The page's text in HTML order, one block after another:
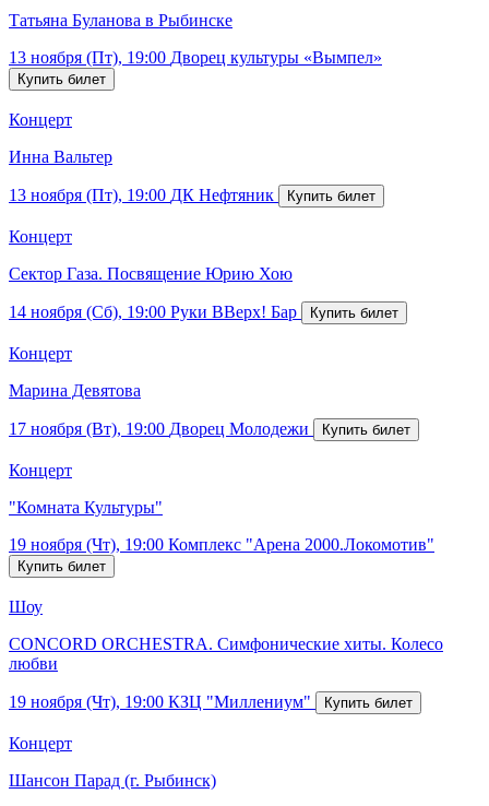
Татьяна Буланова в Рыбинске
13 ноября (Пт), 19:00 Дворец культуры «Вымпел»
Концерт
Инна Вальтер
13 ноября (Пт), 19:00 ДК Нефтяник
Концерт
Сектор Газа. Посвящение Юрию Хою
14 ноября (Сб), 19:00 Руки ВВерх! Бар
Концерт
Марина Девятова
17 ноября (Вт), 19:00 Дворец Молодежи
Концерт
"Комната Культуры"
19 ноября (Чт), 19:00 Комплекс "Арена 2000.Локомотив"
Шоу
CONCORD ORCHESTRA. Симфонические хиты. Колесо
любви
19 ноября (Чт), 19:00 КЗЦ "Миллениум"
Концерт
Шансон Парад (г. Рыбинск)